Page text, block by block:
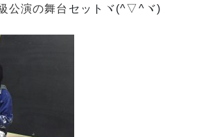
公演の舞台 セットヾ(^▽^ヾ)